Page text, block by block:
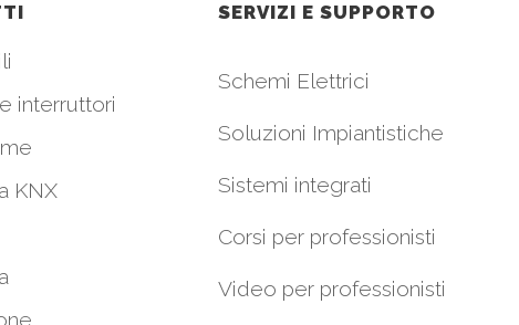
interruttori
KNX
SERVIZI E SUPPORTO
Schemi Elettrici
Soluzioni Impiantistiche
Sistemi integrati
Corsi per professionisti
Video per professionisti